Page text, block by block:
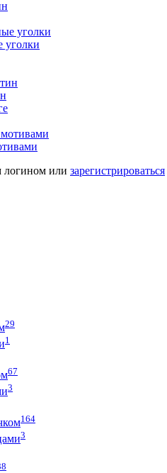
логином или зарегистрироваться
29
1
67
3
164
3